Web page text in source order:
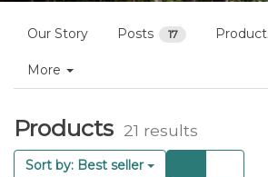
Our Story Posts 17
More
Products 21 results
Sort by: Best seller